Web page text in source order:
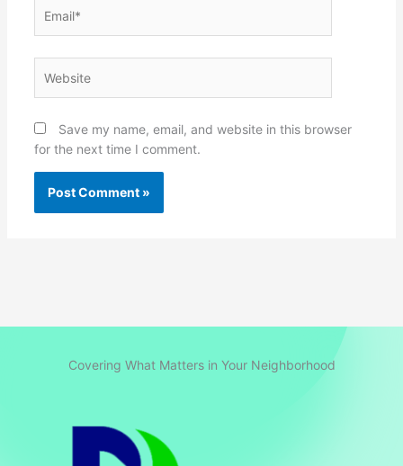
Save my name, email, and website in this browser
for the next time I comment.
Covering What Matters in Your Neighborhood